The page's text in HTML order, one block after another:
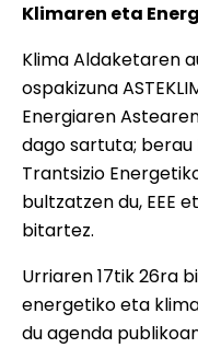
Klimaren eta
Klima Aldaketaren
ospakizuna
Energiaren
dago sartuta; berau
Trantsizio
bultzatzen du, EEE
bitartez.
Urriaren 17tik 26ra
energetiko eta
du agenda